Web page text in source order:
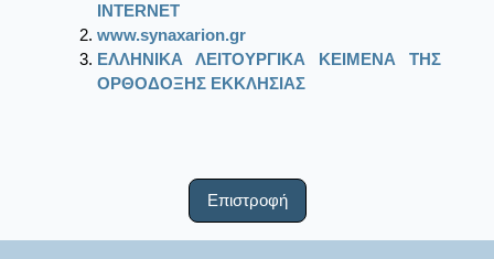
ΙΝΤΕRΝΕΤ
www.synaxarion.gr
ΕΛΛΗΝΙΚΑ ΛΕΙΤΟΥΡΓΙΚΑ ΚΕΙΜΕΝΑ ΤΗΣ
ΟΡΘΟΔΟΞΗΣ ΕΚΚΛΗΣΙΑΣ
Επιστροφή